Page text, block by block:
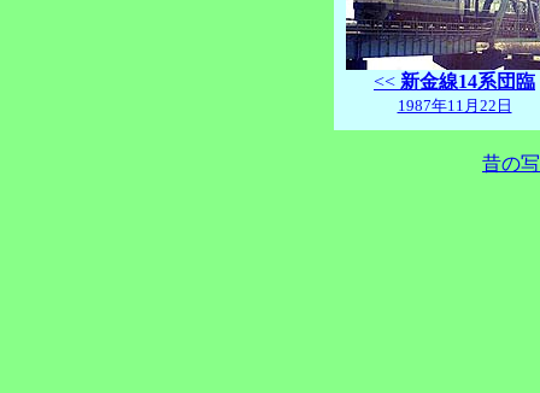
<< 新金線14系団臨
1987年11月22日
昔の